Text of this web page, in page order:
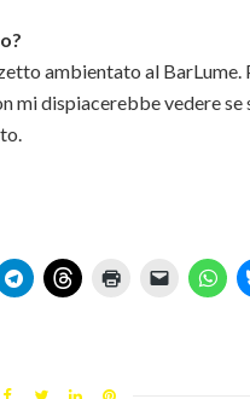
ambientato al BarLume.
mi dispiacerebbe vedere se